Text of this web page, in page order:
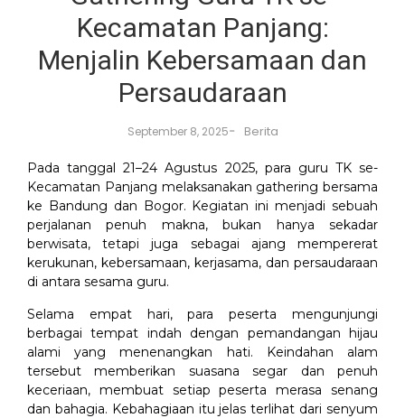
Kecamatan Panjang:
Menjalin Kebersamaan dan
Persaudaraan
September 8, 2025- Berita
Pada tanggal 21–24 Agustus 2025, para guru TK se-
Kecamatan Panjang melaksanakan gathering bersama
ke Bandung dan Bogor. Kegiatan ini menjadi sebuah
perjalanan penuh makna, bukan hanya sekadar
berwisata, tetapi juga sebagai ajang mempererat
kerukunan, kebersamaan, kerjasama, dan persaudaraan
di antara sesama guru.
Selama empat hari, para peserta mengunjungi
berbagai tempat indah dengan pemandangan hijau
alami yang menenangkan hati. Keindahan alam
tersebut memberikan suasana segar dan penuh
keceriaan, membuat setiap peserta merasa senang
dan bahagia. Kebahagiaan itu jelas terlihat dari senyum